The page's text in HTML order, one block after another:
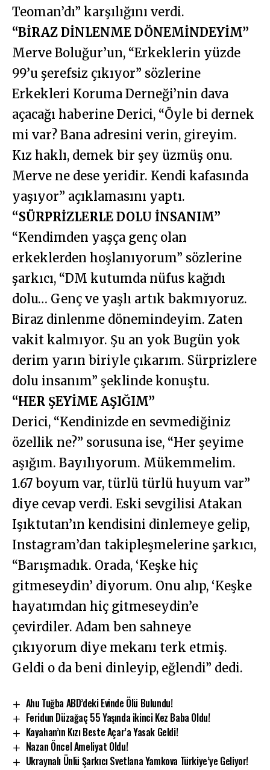
Teoman’dı” karşılığını verdi.
“BİRAZ DİNLENME DÖNEMİNDEYİM”
Merve Boluğur’un, “Erkeklerin yüzde
99’u şerefsiz çıkıyor” sözlerine
Erkekleri Koruma Derneği’nin dava
açacağı haberine Derici, “Öyle bi dernek
mi var? Bana adresini verin, gireyim.
Kız haklı, demek bir şey üzmüş onu.
Merve ne dese yeridir. Kendi kafasında
yaşıyor” açıklamasını yaptı.
“SÜRPRİZLERLE DOLU İNSANIM”
“Kendimden yaşça genç olan
erkeklerden hoşlanıyorum” sözlerine
şarkıcı, “DM kutumda nüfus kağıdı
dolu… Genç ve yaşlı artık bakmıyoruz.
Biraz dinlenme dönemindeyim. Zaten
vakit kalmıyor. Şu an yok Bugün yok
derim yarın biriyle çıkarım. Sürprizlere
dolu insanım” şeklinde konuştu.
“HER ŞEYİME AŞIĞIM”
Derici, “Kendinizde en sevmediğiniz
özellik ne?” sorusuna ise, “Her şeyime
aşığım. Bayılıyorum. Mükemmelim.
1.67 boyum var, türlü türlü huyum var”
diye cevap verdi. Eski sevgilisi Atakan
Işıktutan’ın kendisini dinlemeye gelip,
Instagram’dan takipleşmelerine şarkıcı,
“Barışmadık. Orada, ‘Keşke hiç
gitmeseydin’ diyorum. Onu alıp, ‘Keşke
hayatımdan hiç gitmeseydin’e
çevirdiler. Adam ben sahneye
çıkıyorum diye mekanı terk etmiş.
Geldi o da beni dinleyip, eğlendi” dedi.
Ahu Tuğba ABD’deki Evinde Ölü Bulundu!
Feridun Düzağaç 55 Yaşında ikinci Kez Baba Oldu!
Kayahan’ın Kızı Beste Açar’a Yasak Geldi!
Nazan Öncel Ameliyat Oldu!
Ukraynalı Ünlü Şarkıcı Svetlana Yamkova Türkiye’ye Geliyor!